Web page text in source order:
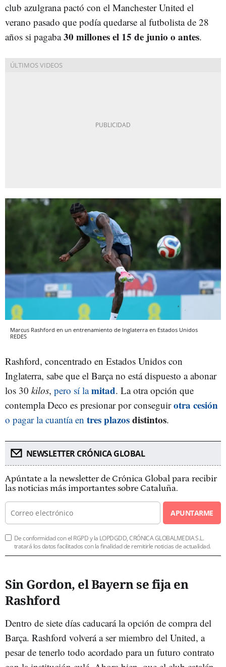
club azulgrana pactó con el Manchester United el
verano pasado que podía quedarse al futbolista de 28
años si pagaba30 millones el 15 de junio o antes.
Marcus Rashford en un entrenamiento de Inglaterra en Estados Unidos
REDES
Rashford, concentrado en Estados Unidos con
Inglaterra, sabe que el Barça no está dispuesto a abonar
los 30 kilos, pero sí lamitad. La otra opción que
contempla Deco es presionar por conseguirotra cesión
o pagar la cuantía en tres plazosdistintos.
NEWSLETTER CRÓNICA GLOBAL
Apúntate a la newsletter de Crónica Global para recibir
las noticias más importantes sobre Cataluña.
APUNTARME
De conformidad con el RGPD y la LOPDGDD, CRÓNICA GLOBALMEDIA S.L.
tratará los datos facilitados con la finalidad de remitirle noticias de actualidad.
Sin Gordon, el Bayern se fija en
Rashford
Dentro de siete días caducará la opción de compra del
Barça. Rashford volverá a ser miembro del United, a
pesar de tenerlo todo acordado para un futuro contrato